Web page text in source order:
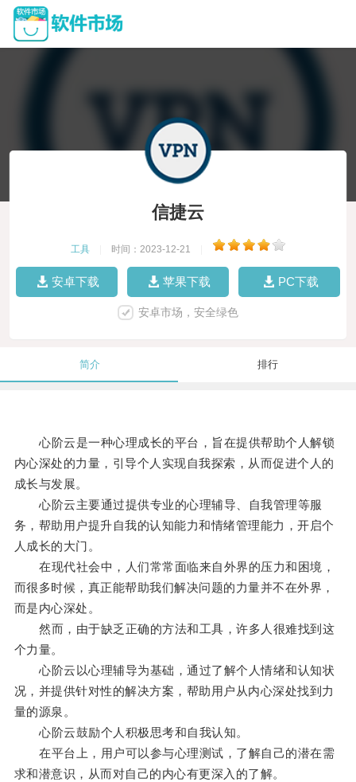
信捷云
工具 时间：2023-12-21
安卓下载 苹果下载 PC下载
安卓市场，安全绿色
简介 排行
心阶云是一种心理成长的平台，旨在提供帮助个人解锁
内心深处的力量，引导个人实现自我探索，从而促进个人的
成长与发展。
心阶云主要通过提供专业的心理辅导、自我管理等服
务，帮助用户提升自我的认知能力和情绪管理能力，开启个
人成长的大门。
在现代社会中，人们常常面临来自外界的压力和困境，
而很多时候，真正能帮助我们解决问题的力量并不在外界，
而是内心深处。
然而，由于缺乏正确的方法和工具，许多人很难找到这
个力量。
心阶云以心理辅导为基础，通过了解个人情绪和认知状
况，并提供针对性的解决方案，帮助用户从内心深处找到力
量的源泉。
心阶云鼓励个人积极思考和自我认知。
在平台上，用户可以参与心理测试，了解自己的潜在需
求和潜意识，从而对自己的内心有更深入的了解。